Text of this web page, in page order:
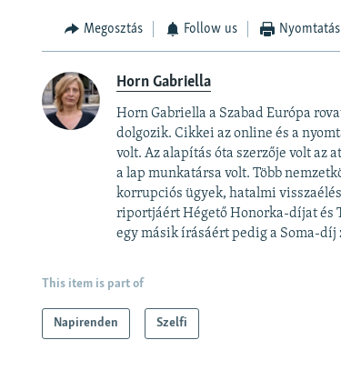
Megosztás Follow us Nyomtatás
Horn Gabriella
Horn Gabriella a Szabad Európa
dolgozik. Cikkei az online és a
volt. Az alapítás óta szerzője volt az
a lap munkatársa volt. Több
korrupciós ügyek, hatalmi
riportjáért Hégető Honorka-díjat és
egy másik írásáért pedig a Soma-
This item is part of
Napirenden Szelfi